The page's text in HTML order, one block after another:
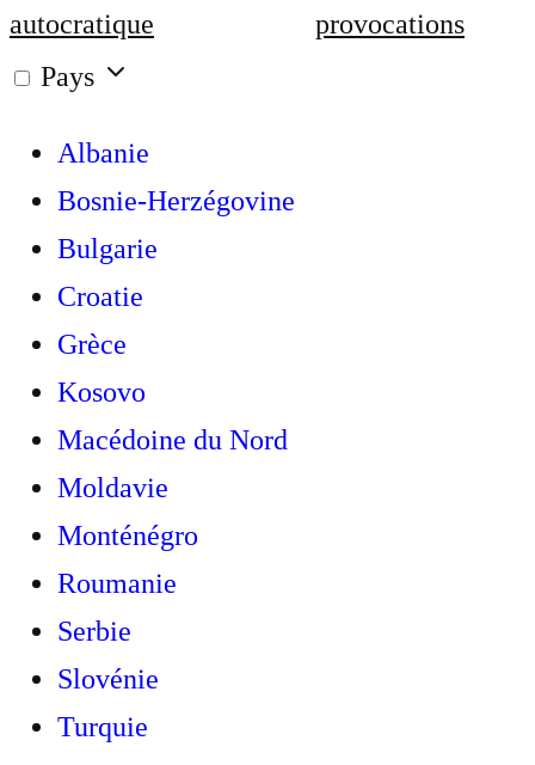
autocratique
provocations
Pays
Albanie
Bosnie-Herzégovine
Bulgarie
Croatie
Grèce
Kosovo
Macédoine du Nord
Moldavie
Monténégro
Roumanie
Serbie
Slovénie
Turquie